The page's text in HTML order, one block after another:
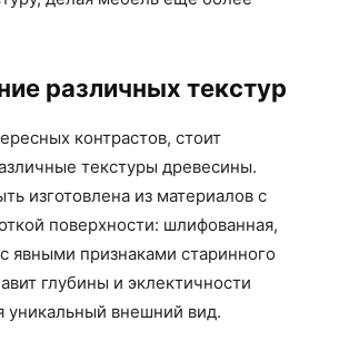
различных текстур
контрастов, стоит
текстуры древесины.
изготовлена из материалов с
поверхности: шлифованная,
явными признаками старинного
глубины и эклектичности
уникальный внешний вид.